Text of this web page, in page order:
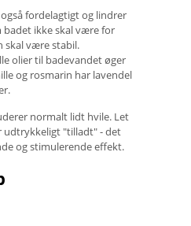
fordelagtigt og lindrer
badet ikke skal være for
skal være stabil.
olier til badevandet øger
og rosmarin har lavendel
normalt lidt hvile. Let
udtrykkeligt "tilladt" - det
og stimulerende effekt.